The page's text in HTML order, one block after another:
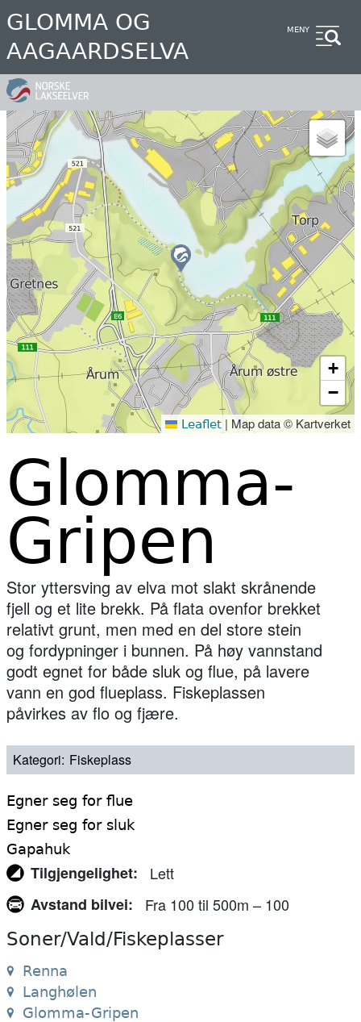
Hopp
til
hovedinnhold
GLOMMA OG
AAGAARDSELVA
MENY
+
−
Leaflet | Map data © Kartverket
Glomma-
Gripen
Stor yttersving av elva mot slakt skrånende
fjell og et lite brekk. På flata ovenfor brekket
relativt grunt, men med en del store stein
og fordypninger i bunnen. På høy vannstand
godt egnet for både sluk og flue, på lavere
vann en god flueplass. Fiskeplassen
påvirkes av flo og fjære.
Kategori Fiskeplass
Egner seg for flue
Egner seg for sluk
Gapahuk
Tilgjengelighet
Lett
Avstand bilvei
Fra 100 til 500m – 100
Soner/Vald/Fiskeplasser
Renna
Langhølen
Glomma-Gripen